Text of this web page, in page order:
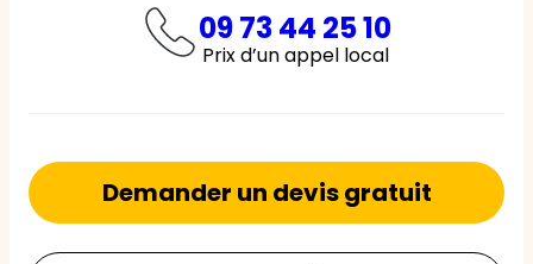
09 73 44 25 10
Prix d’un appel local
Demander un devis gratuit